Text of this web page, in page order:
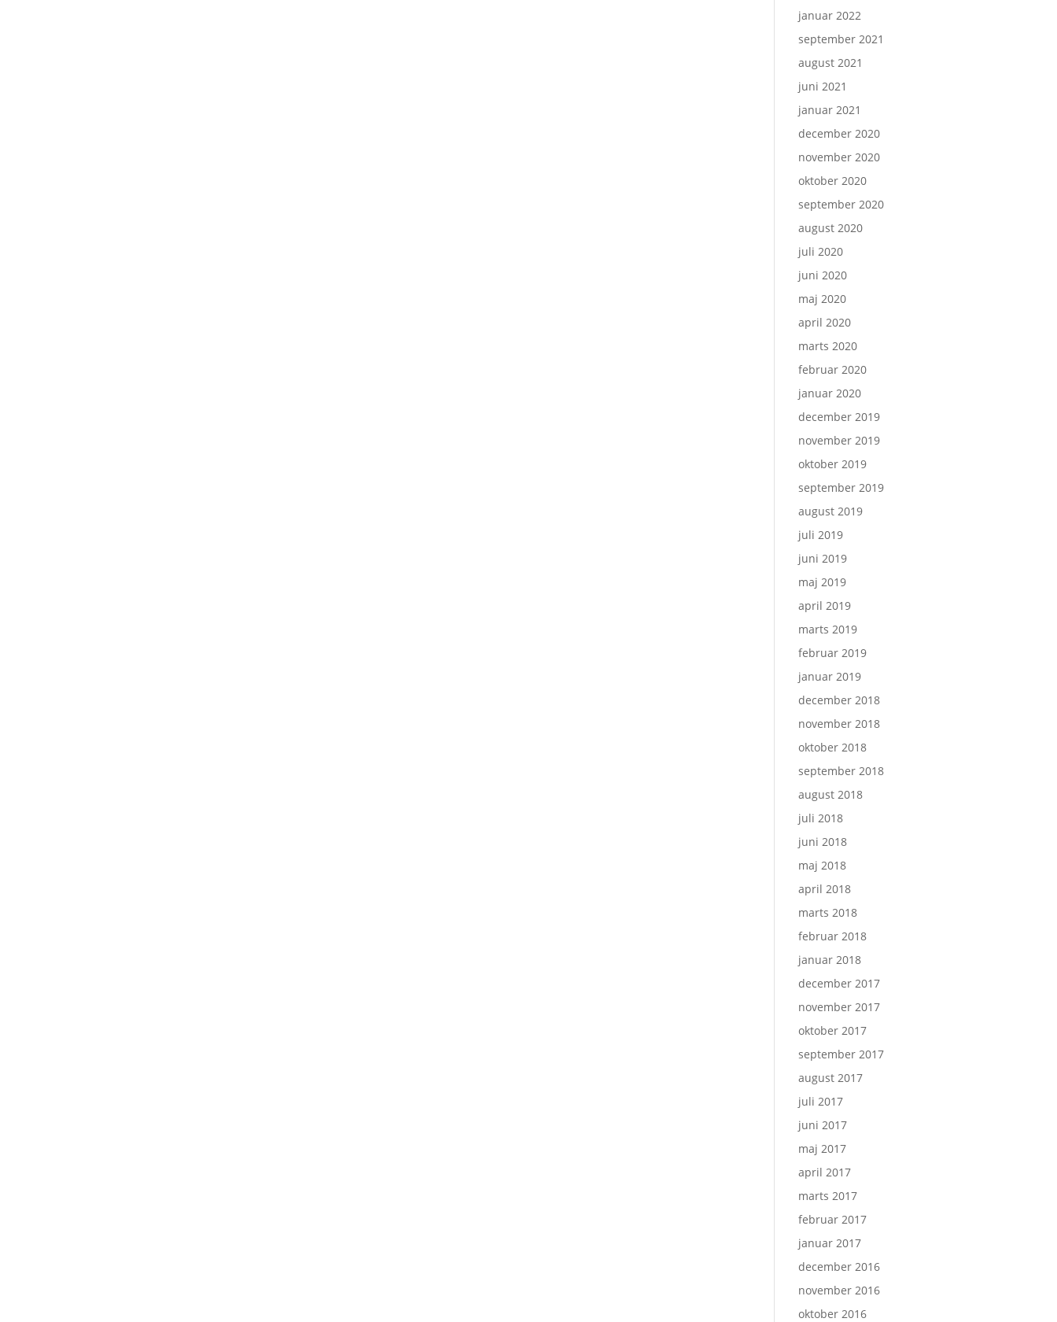
januar 2022
september 2021
august 2021
juni 2021
januar 2021
december 2020
november 2020
oktober 2020
september 2020
august 2020
juli 2020
juni 2020
maj 2020
april 2020
marts 2020
februar 2020
januar 2020
december 2019
november 2019
oktober 2019
september 2019
august 2019
juli 2019
juni 2019
maj 2019
april 2019
marts 2019
februar 2019
januar 2019
december 2018
november 2018
oktober 2018
september 2018
august 2018
juli 2018
juni 2018
maj 2018
april 2018
marts 2018
februar 2018
januar 2018
december 2017
november 2017
oktober 2017
september 2017
august 2017
juli 2017
juni 2017
maj 2017
april 2017
marts 2017
februar 2017
januar 2017
december 2016
november 2016
oktober 2016